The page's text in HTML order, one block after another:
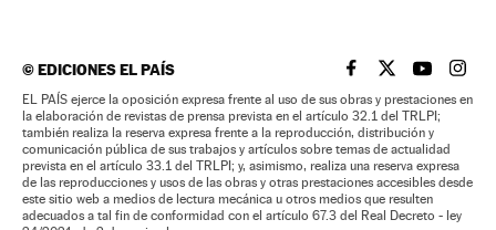
©EDICIONES EL PAÍS EL PAÍS BRASIL EN
EL PAÍSEL PAÍS
EL
EL PAÍS ejerce la oposición expresa frente al uso de sus obras y prestaciones en
la elaboración de revistas de prensa prevista en el artículo 32.1 del TRLPI;
también realiza la reserva expresa frente a la reproducción, distribución y
comunicación pública de sus trabajos y artículos sobre temas de actualidad
prevista en el artículo 33.1 del TRLPI; y, asimismo, realiza una reserva expresa
de las reproducciones y usos de las obras y otras prestaciones accesibles desde
este sitio web a medios de lectura mecánica u otros medios que resulten
adecuados a tal fin de conformidad con el artículo 67.3 del Real Decreto - ley